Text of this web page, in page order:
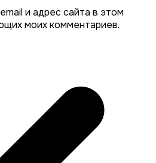
и адрес сайта в этом
моих комментариев.